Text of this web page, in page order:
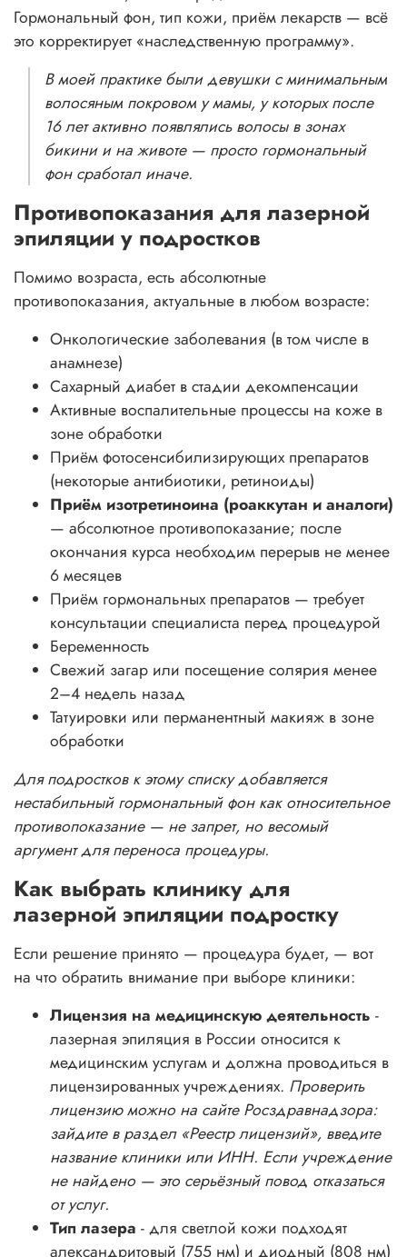
Гормональный фон, тип кожи, приём лекарств — всё
это корректирует «наследственную программу».
В моей практике были девушки с минимальным
волосяным покровом у мамы, у которых после
16 лет активно появлялись волосы в зонах
бикини и на животе — просто гормональный
фон сработал иначе.
Противопоказания для лазерной
эпиляции у подростков
Помимо возраста, есть абсолютные
противопоказания, актуальные в любом возрасте:
Онкологические заболевания (в том числе в
анамнезе)
Сахарный диабет в стадии декомпенсации
Активные воспалительные процессы на коже в
зоне обработки
Приём фотосенсибилизирующих препаратов
(некоторые антибиотики, ретиноиды)
Приём изотретиноина (роаккутан и аналоги)
— абсолютное противопоказание; после
окончания курса необходим перерыв не менее
6 месяцев
Приём гормональных препаратов — требует
консультации специалиста перед процедурой
Беременность
Свежий загар или посещение солярия менее
2–4 недель назад
Татуировки или перманентный макияж в зоне
обработки
Для подростков к этому списку добавляется
нестабильный гормональный фон как относительное
противопоказание — не запрет, но весомый
аргумент для переноса процедуры.
Как выбрать клинику для
лазерной эпиляции подростку
Если решение принято — процедура будет, — вот
на что обратить внимание при выборе клиники:
Лицензия на медицинскую деятельность -
лазерная эпиляция в России относится к
медицинским услугам и должна проводиться в
лицензированных учреждениях. Проверить
лицензию можно на сайте Росздравнадзора:
зайдите в раздел «Реестр лицензий», введите
название клиники или ИНН. Если учреждение
не найдено — это серьёзный повод отказаться
от услуг.
Тип лазера - для светлой кожи подходят
александритовый (755 нм) и диодный (808 нм)